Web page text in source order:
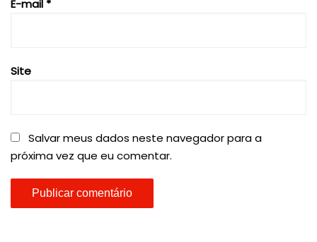
E-mail *
Site
Salvar meus dados neste navegador para a
próxima vez que eu comentar.